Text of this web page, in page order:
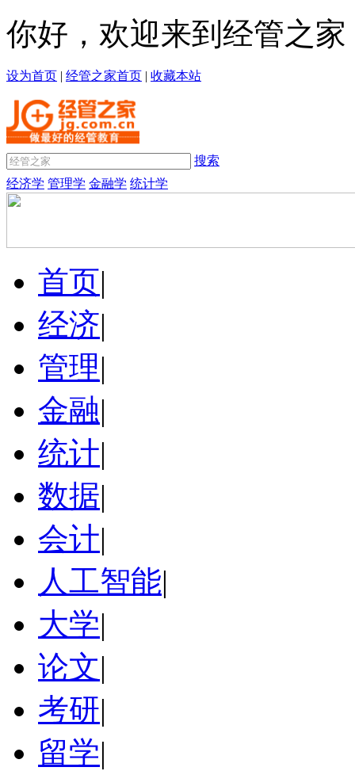
你好，欢迎来到经管之家
设为首页 | 经管之家首页 | 收藏本站
搜索
经济学 管理学 金融学 统计学
首页|
经济|
管理|
金融|
统计|
数据|
会计|
人工智能|
大学|
论文|
考研|
留学|